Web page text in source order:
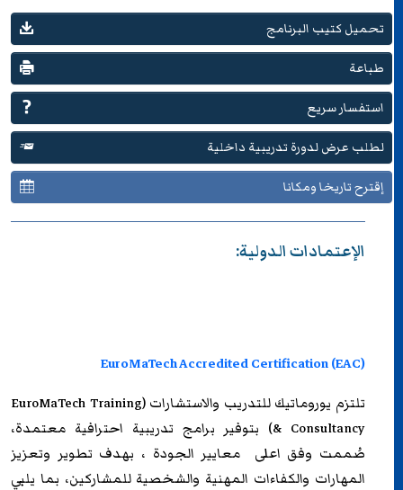
تحميل كتيب البرنامج
طباعة
استفسار سريع
لطلب عرض لدورة تدريبية داخلية
إقترح تاريخا ومكانا
الإعتمادات الدولية:
EuroMaTech Accredited Certification (EAC)
تلتزميوروماتيك للتدريب
والاستشارات (EuroMaTech Training
& Consultancy) بتوفير برامج تدريبية احترافية معتمدة،
صُممت وفق اعلى معايير الجودة ، بهدف تطوير وتعزيز
المهارات والكفاءات المهنية والشخصية للمشاركين، بما يلبي